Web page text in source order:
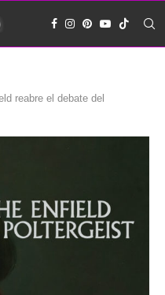
reabre el debate del